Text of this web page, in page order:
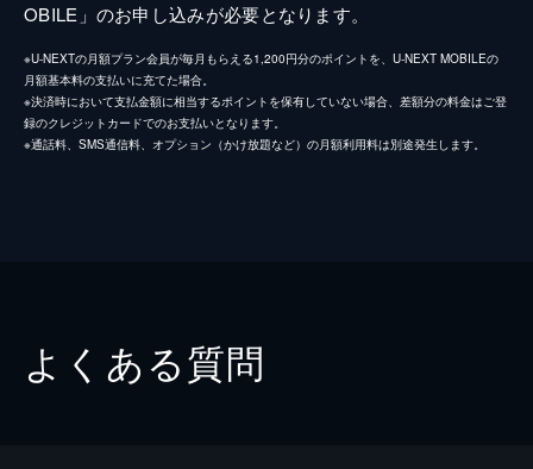
OBILE」のお申し込みが必要となります。
※U-NEXTの月額プラン会員が毎月もらえる1,200円分のポイントを、U-NEXT MOBILEの
月額基本料の支払いに充てた場合。
※決済時において支払金額に相当するポイントを保有していない場合、差額分の料金はご登
録のクレジットカードでのお支払いとなります。
※通話料、SMS通信料、オプション（かけ放題など）の月額利用料は別途発生します。
よくある質問